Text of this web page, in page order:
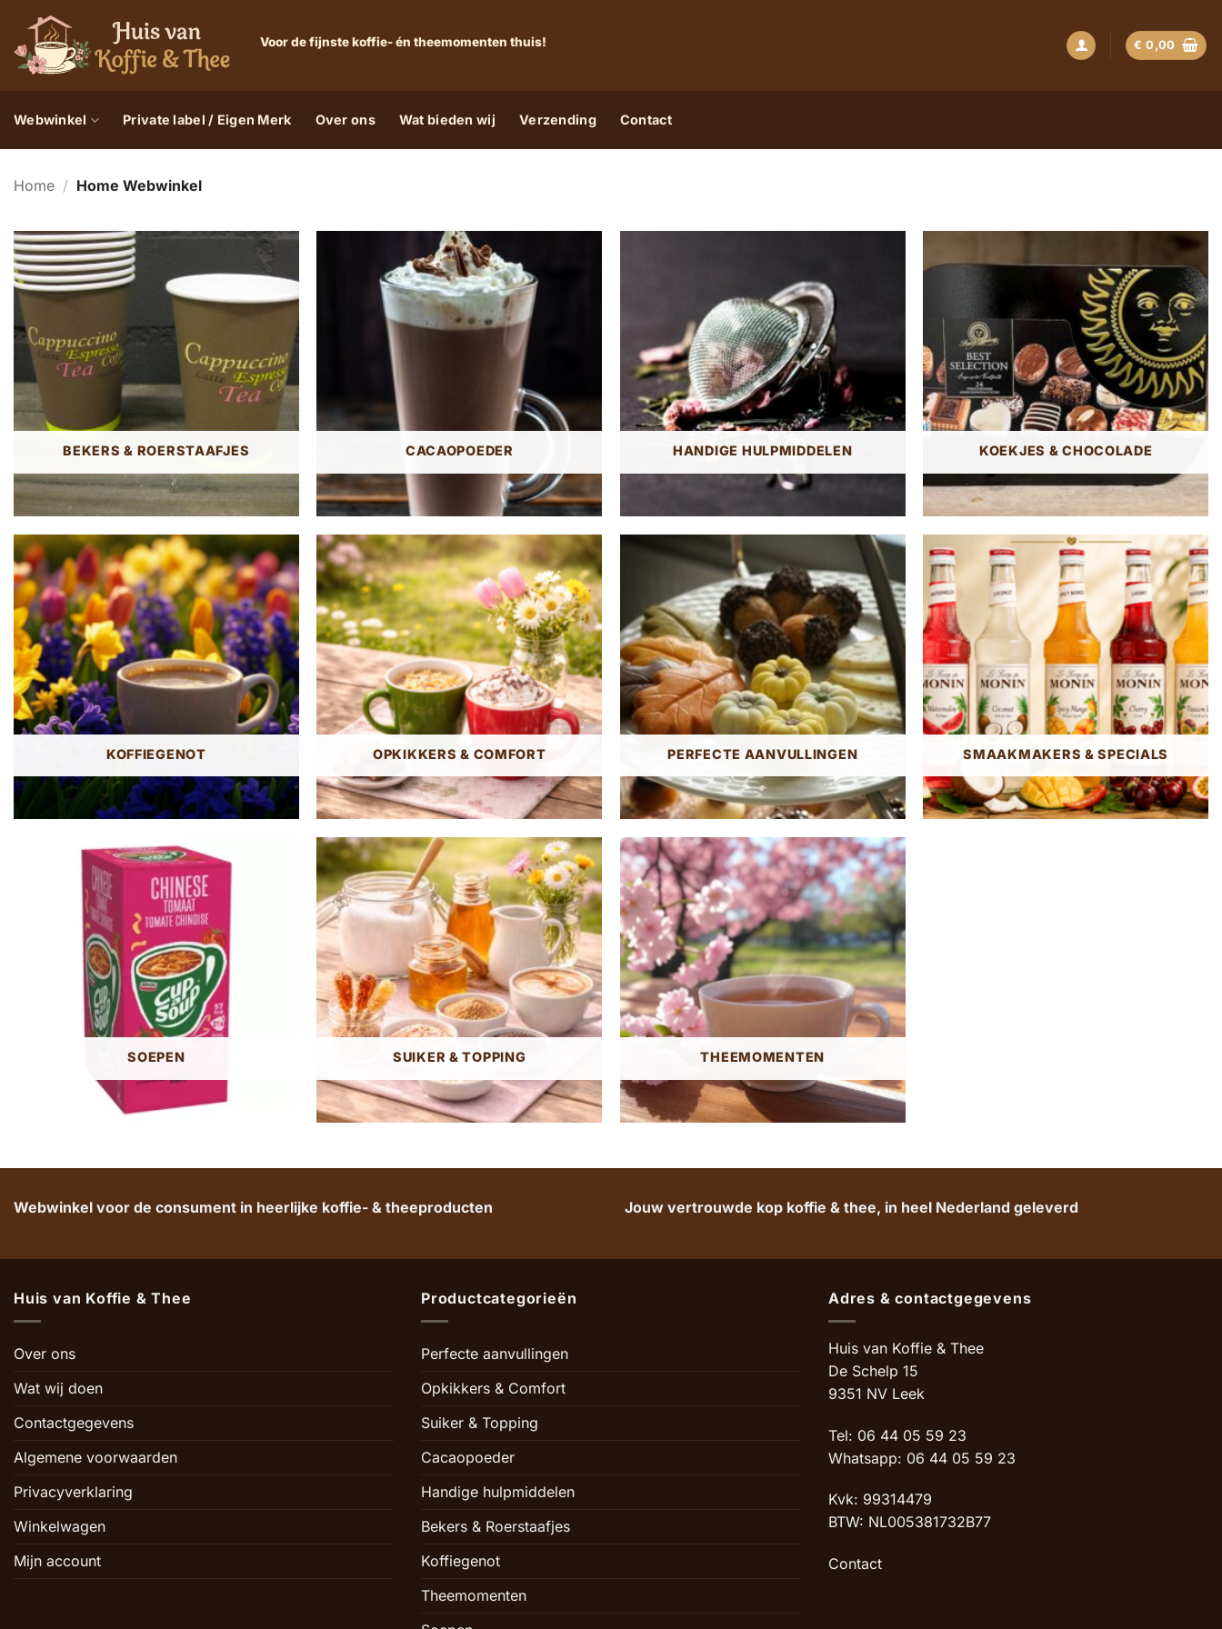
naar
inhoud
Voor de fijnste koffie- én theemomenten thuis! € 0,00
Webwinkel Private label / Eigen Merk Over ons Wat bieden wij Verzending Contact
Home / Home Webwinkel
BEKERS & ROERSTAAFJES CACAOPOEDER HANDIGE HULPMIDDELEN KOEKJES & CHOCOLADE
KOFFIEGENOT OPKIKKERS & COMFORT PERFECTE AANVULLINGEN SMAAKMAKERS & SPECIALS
SOEPEN SUIKER & TOPPING THEEMOMENTEN
Webwinkel voor de consument in heerlijke koffie- & theeproducten Jouw vertrouwde kop koffie & thee, in heel Nederland geleverd
Huis van Koffie & Thee
Over ons
Wat wij doen
Contactgegevens
Algemene voorwaarden
Privacyverklaring
Winkelwagen
Mijn account
Productcategorieën
Perfecte aanvullingen
Opkikkers & Comfort
Suiker & Topping
Cacaopoeder
Handige hulpmiddelen
Bekers & Roerstaafjes
Koffiegenot
Theemomenten
Adres & contactgegevens
Huis van Koffie & Thee
De Schelp 15
9351 NV Leek
Tel: 06 44 05 59 23
Whatsapp: 06 44 05 59 23
Kvk: 99314479
BTW: NL005381732B77
Contact